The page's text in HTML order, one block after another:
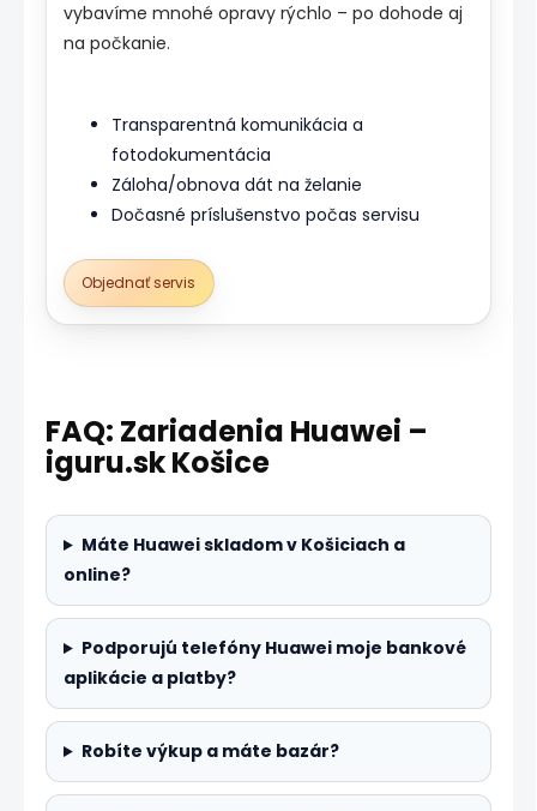
vybavíme mnohé opravy rýchlo – po dohode aj
na počkanie.
Transparentná komunikácia a
fotodokumentácia
Záloha/obnova dát na želanie
Dočasné príslušenstvo počas servisu
Objednať servis
FAQ: Zariadenia Huawei –
iguru.sk Košice
Máte Huawei skladom v Košiciach a
online?
Podporujú telefóny Huawei moje bankové
aplikácie a platby?
Robíte výkup a máte bazár?